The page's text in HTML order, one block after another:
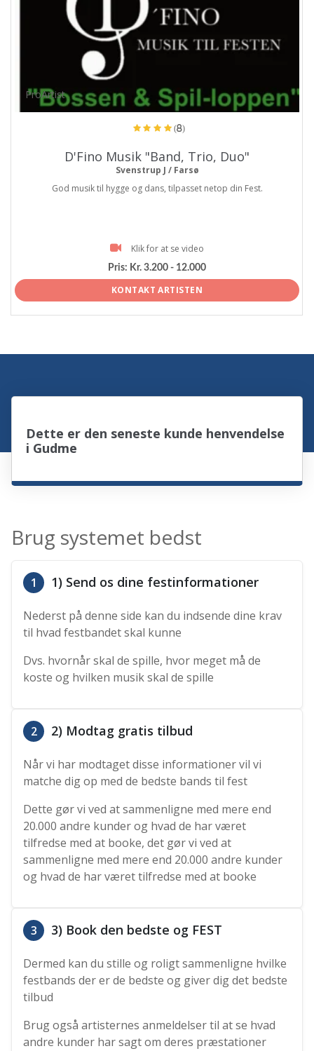
ProArtist
(8)
D'Fino Musik "Band, Trio, Duo"
Svenstrup J / Farsø
God musik til hygge og dans, tilpasset netop din Fest.
Klik for at se video
Pris: Kr. 3.200 - 12.000
KONTAKT ARTISTEN
Dette er den seneste kunde henvendelse
i Gudme
Brug systemet bedst
1 1) Send os dine festinformationer
Nederst på denne side kan du indsende dine krav
til hvad festbandet skal kunne
Dvs. hvornår skal de spille, hvor meget må de
koste og hvilken musik skal de spille
2 2) Modtag gratis tilbud
Når vi har modtaget disse informationer vil vi
matche dig op med de bedste bands til fest
Dette gør vi ved at sammenligne med mere end
20.000 andre kunder og hvad de har været
tilfredse med at booke, det gør vi ved at
sammenligne med mere end 20.000 andre kunder
og hvad de har været tilfredse med at booke
3 3) Book den bedste og FEST
Dermed kan du stille og roligt sammenligne hvilke
festbands der er de bedste og giver dig det bedste
tilbud
Brug også artisternes anmeldelser til at se hvad
andre kunder har sagt om deres præstationer